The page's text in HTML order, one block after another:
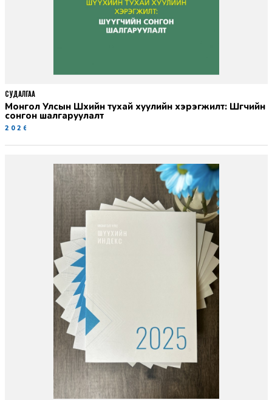
Монгол Улсын Шүүхийн тухай хуулийн хэрэгжилт: Шүүгчийн
сонгон шалгаруулалт
2026-06-19
СУДАЛГАА